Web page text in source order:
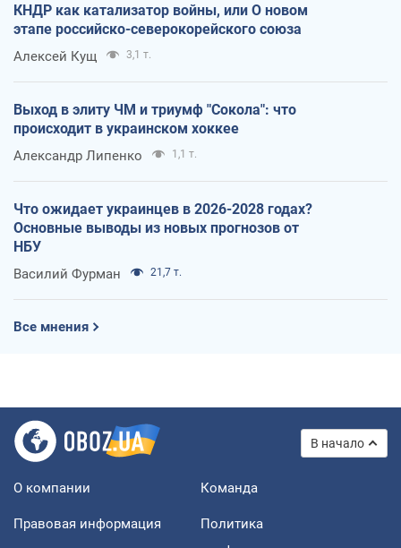
КНДР как катализатор войны, или О новом
этапе российско-северокорейского союза
Алексей Кущ 3,1 т.
Выход в элиту ЧМ и триумф "Сокола": что
происходит в украинском хоккее
Александр Липенко 1,1 т.
Что ожидает украинцев в 2026-2028 годах?
Основные выводы из новых прогнозов от
НБУ
Василий Фурман 21,7 т.
Все мнения
В начало
О компании Команда
Правовая информация
Политика